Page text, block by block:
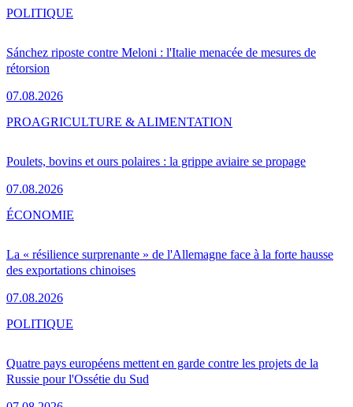
Sánchez riposte contre Meloni : l'Italie menacée de mesures de
rétorsion
07.08.2026
POLITIQUE
Poulets, bovins et ours polaires : la grippe aviaire se propage
07.08.2026
PROAGRICULTURE & ALIMENTATION
La « résilience surprenante » de l'Allemagne face à la forte hausse
des exportations chinoises
07.08.2026
ÉCONOMIE
Quatre pays européens mettent en garde contre les projets de la
Russie pour l'Ossétie du Sud
POLITIQUE